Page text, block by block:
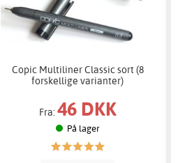
Copic Multiliner Classic sort (8
forskellige varianter)
Fra: 46 DKK
På lager